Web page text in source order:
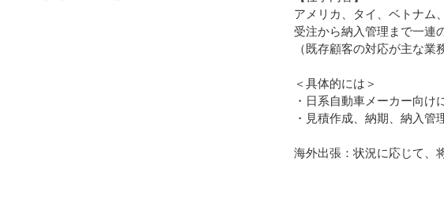
アメリカ、タイ、ベトナム
受注から納入管理まで一連
（既存顧客の対応が主な業
＜具体的には＞
・日系自動車メーカー向
・見積作成、納期、納入管
海外出張：状況に応じて、